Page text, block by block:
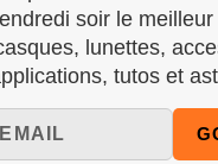
soir le
lunettes,
tutos et